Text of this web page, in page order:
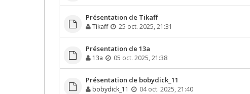
Présentation de Tikaff
Tikaff 25 oct. 2025, 21:31
Présentation de 13a
13a 05 oct. 2025, 21:38
Présentation de bobydick_11
bobydick_11 04 oct. 2025, 21:40